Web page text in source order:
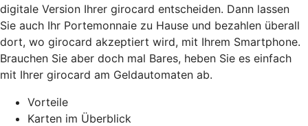
digitale Version Ihrer girocard entscheiden. Dann lassen
Sie auch Ihr Portemonnaie zu Hause und bezahlen überall
dort, wo girocard akzeptiert wird, mit Ihrem Smartphone.
Brauchen Sie aber doch mal Bares, heben Sie es einfach
mit Ihrer girocard am Geldautomaten ab.
Vorteile
Karten im Überblick